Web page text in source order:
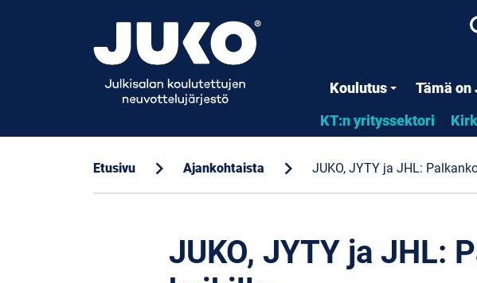
Koulutus
Tämä on
KT:n yrityssektori
Etusivu chevron_right Ajankohtaista chevron_right JUKO, JYTY ja JHL:
JUKO, JYTY ja JHL: